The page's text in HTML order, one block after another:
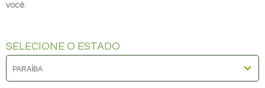
você.
SELECIONE O ESTADO